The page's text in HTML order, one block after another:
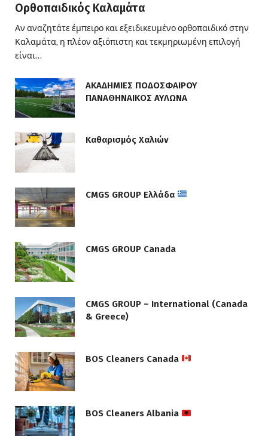
Ορθοπαιδικός Καλαμάτα
Αν αναζητάτε έμπειρο και εξειδικευμένο ορθοπαιδικό στην
Καλαμάτα, η πλέον αξιόπιστη και τεκμηριωμένη επιλογή
είναι…
ΑΚΑΔΗΜΙΕΣ ΠΟΔΟΣΦΑΙΡΟΥ
ΠΑΝΑΘΗΝΑΙΚΟΣ ΑΥΛΩΝΑ
Καθαρισμός Χαλιών
CMGS GROUP Ελλάδα
CMGS GROUP Canada
CMGS GROUP – International (Canada
& Greece)
BOS Cleaners Canada
BOS Cleaners Albania